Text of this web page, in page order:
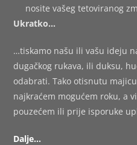
nosite vašeg tetoviranog
Ukratko…
…tiskamo našu ili vašu ideju
dugačkog rukava, ili duksu,
odabrati. Tako otisnutu
najkraćem mogućem roku, a
pouzećem ili prije isporuke
Dalje…